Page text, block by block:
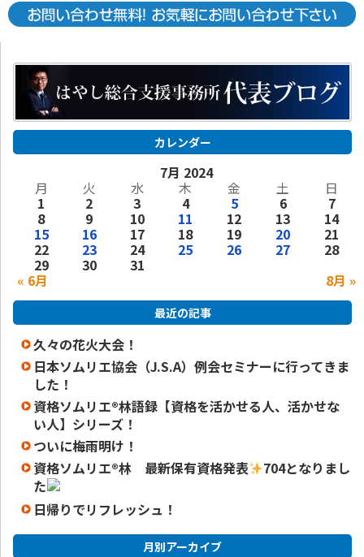
カレンダー
7月 2024
月 火 水 木 金 土 日
« 6月 8月 »
1 2 3 4 5 6 7
8 9 10 11 12 13 14
15 16 17 18 19 20 21
22 23 24 25 26 27 28
29 30 31
最近の記事
久々の花火大会！
日本ソムリエ協会（J.S.A）例会セミナーに行ってきま
した！
資格ソムリエ®️林語録【資格を活かせる人、活かせな
い人】シリーズ！
ついに梅雨明け！
資格ソムリエ®️林 最新保有資格発表
704となりまし
た
日帰りでリフレッシュ！
月別アーカイブ